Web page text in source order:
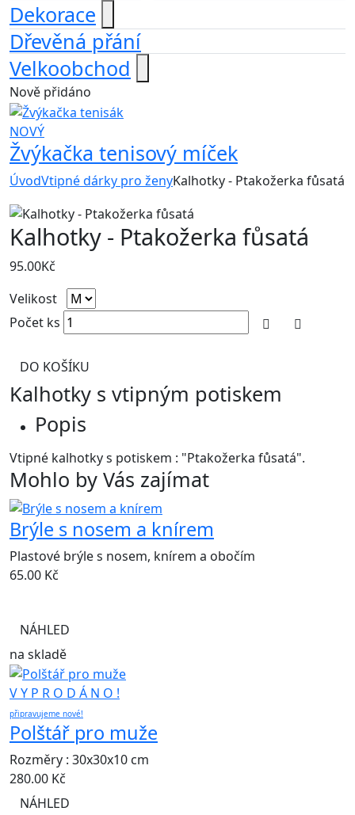
Dekorace
Dřevěná přání
Velkoobchod
Nově přidáno
NOVÝ
Žvýkačka tenisový míček
ÚvodVtipné dárky pro ženyKalhotky - Ptakožerka fůsatá
Kalhotky - Ptakožerka fůsatá
95.00Kč
Velikost
Počet ks
DO KOŠÍKU
Kalhotky s vtipným potiskem
Popis
Vtipné kalhotky s potiskem : "Ptakožerka fůsatá".
Mohlo by Vás zajímat
Brýle s nosem a knírem
Plastové brýle s nosem, knírem a obočím
65.00 Kč
NÁHLED
na skladě
V Y P R O D Á N O !
připravujeme nové!
Polštář pro muže
Rozměry : 30x30x10 cm
280.00 Kč
NÁHLED